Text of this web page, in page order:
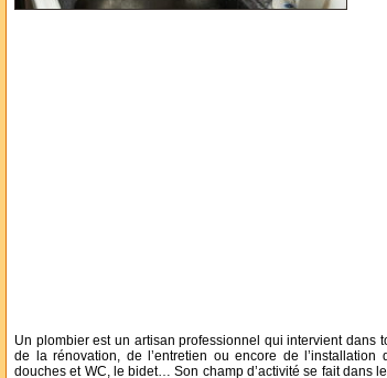
Un plombier est un artisan professionnel qui intervient dans
de la rénovation, de l’entretien ou encore de
douches et WC, le bidet… Son champ d’activité se fait dans